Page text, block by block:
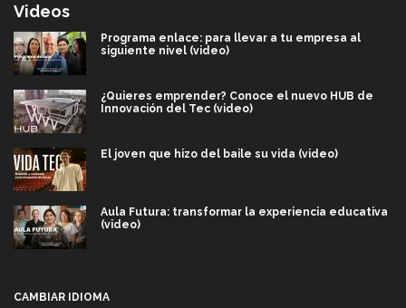
Videos
Programa enlace: para llevar a tu empresa al
siguiente nivel (video)
¿Quieres emprender? Conoce el nuevo HUB de
Innovación del Tec (video)
El joven que hizo del baile su vida (video)
Aula Futura: transformar la experiencia educativa
(video)
CAMBIAR IDIOMA